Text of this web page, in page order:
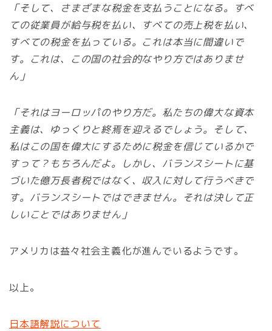
「そして、さまざまな税金を支払うことになる。すべ
ての従業員が給与税を払い、すべての売上税を払い、
すべての税金を払っている。これは本当に間違いで
す。これは、この国の社会的なやり方ではありませ
ん」
「それはヨーロッパのやり方だ。私たちの偉大な資本
主義は、ゆっくりと終焉を迎えるでしょう。そして、
私はこの国を偉大にするために税金を信じているかで
すって？もちろんだよ。しかし、バランスシートに基
づいた億万長者税ではなく、収入に対して行うべきで
す。バランスシートではできません。それは決して正
しいことではありません」
アメリカは益々社会主義化が進んでいるようです。
以上。
日本語解説について